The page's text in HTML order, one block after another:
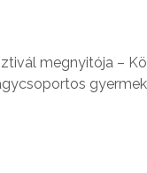
megnyitója –